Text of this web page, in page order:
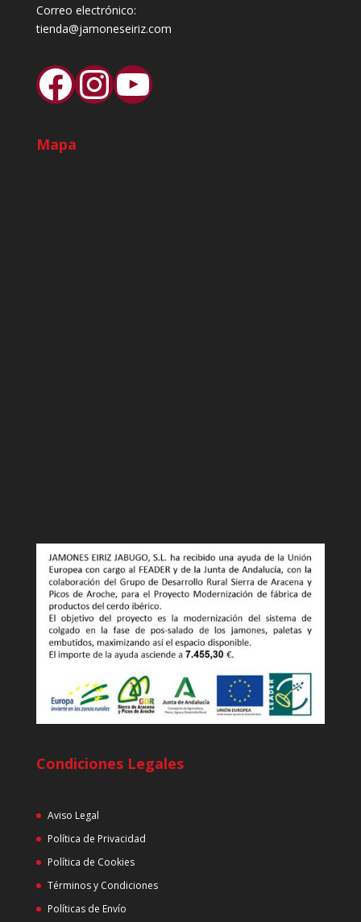
Correo electrónico:
tienda@jamoneseiriz.com
Facebook
Instagram
YouTube
Mapa
Condiciones Legales
Aviso Legal
Política de Privacidad
Política de Cookies
Términos y Condiciones
Políticas de Envío